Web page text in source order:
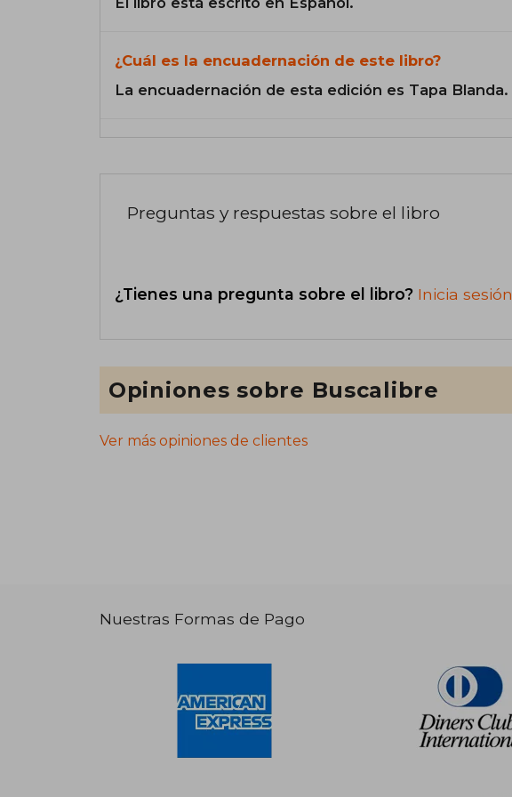
¿Cuál es la encuadernación de este libro?
La encuadernación de esta edición es Tapa Blanda.
Preguntas y respuestas sobre el libro
¿Tienes una pregunta sobre el libro? Inicia sesión
Opiniones sobre Buscalibre
Ver más opiniones de clientes
Nuestras Formas de Pago